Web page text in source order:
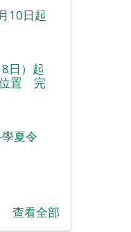
10日起
日）起
位置 完
夏令
查看全部